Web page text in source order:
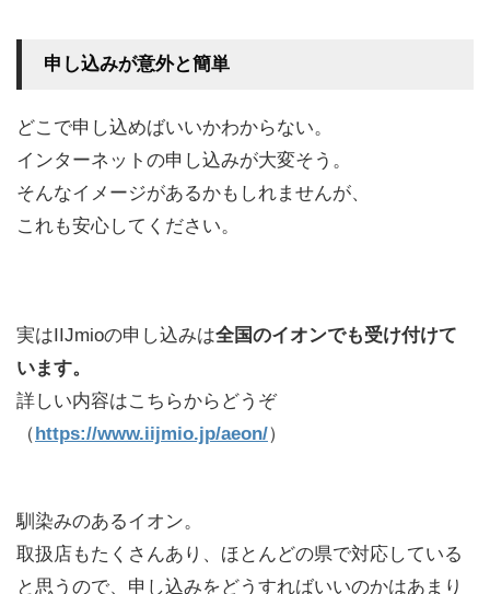
申し込みが意外と簡単
どこで申し込めばいいかわからない。
インターネットの申し込みが大変そう。
そんなイメージがあるかもしれませんが、
これも安心してください。
実はIIJmioの申し込みは全国のイオンでも受け付けて
います。
詳しい内容はこちらからどうぞ
（https://www.iijmio.jp/aeon/）
馴染みのあるイオン。
取扱店もたくさんあり、ほとんどの県で対応している
と思うので、申し込みをどうすればいいのかはあまり